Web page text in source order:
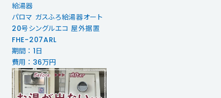
給湯器
パロマ ガスふろ給湯器オート
20号シングルエコ 屋外据置
FHE-207ARL
期間 ： 1日
費用 ： 36万円